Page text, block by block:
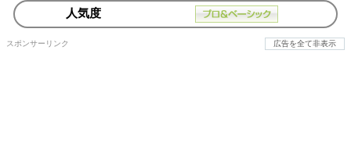
人気度
スポンサーリンク 広告を全て非表示